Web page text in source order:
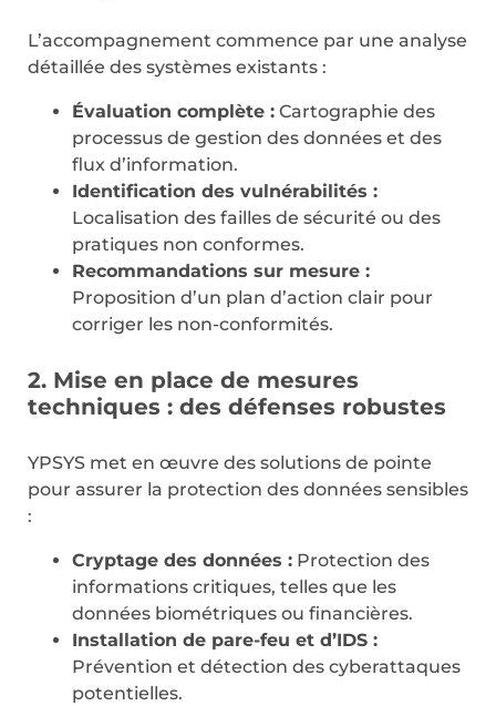
L’accompagnement commence par une analyse
détaillée des systèmes existants :
Évaluation complète : Cartographie des
processus de gestion des données et des
flux d’information.
Identification des vulnérabilités :
Localisation des failles de sécurité ou des
pratiques non conformes.
Recommandations sur mesure :
Proposition d’un plan d’action clair pour
corriger les non-conformités.
2. Mise en place de mesures
techniques : des défenses robustes
YPSYS met en œuvre des solutions de pointe
pour assurer la protection des données sensibles
:
Cryptage des données : Protection des
informations critiques, telles que les
données biométriques ou financières.
Installation de pare-feu et d’IDS :
Prévention et détection des cyberattaques
potentielles.